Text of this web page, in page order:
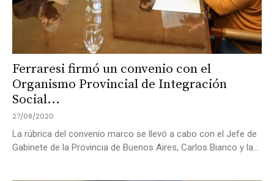
Ferraresi firmó un convenio con el
Organismo Provincial de Integración
Social...
27/08/2020
La rúbrica del convenio marco se llevó a cabo con el Jefe de
Gabinete de la Provincia de Buenos Aires, Carlos Bianco y la...